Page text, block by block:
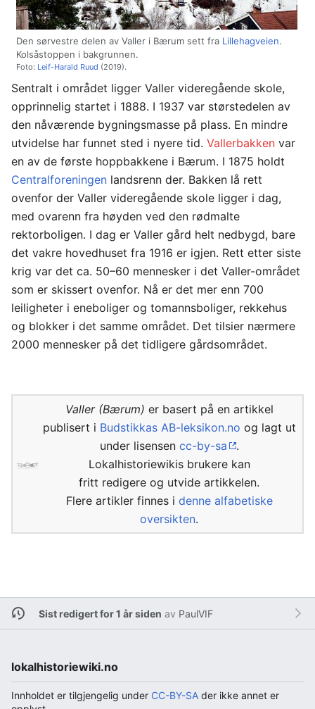
Den sørvestre delen av Valler i Bærum sett fra Lillehagveien.
Kolsåstoppen i bakgrunnen.
Foto: Leif-Harald Ruud (2019).
Sentralt i området ligger Valler videregående skole,
opprinnelig startet i 1888. I 1937 var størstedelen av
den nåværende bygningsmasse på plass. En mindre
utvidelse har funnet sted i nyere tid. Vallerbakken var
en av de første hoppbakkene i Bærum. I 1875 holdt
Centralforeningen landsrenn der. Bakken lå rett
ovenfor der Valler videregående skole ligger i dag,
med ovarenn fra høyden ved den rødmalte
rektorboligen. I dag er Valler gård helt nedbygd, bare
det vakre hovedhuset fra 1916 er igjen. Rett etter siste
krig var det ca. 50–60 mennesker i det Valler-området
som er skissert ovenfor. Nå er det mer enn 700
leiligheter i eneboliger og tomannsboliger, rekkehus
og blokker i det samme området. Det tilsier nærmere
2000 mennesker på det tidligere gårdsområdet.
Valler (Bærum) er basert på en artikkel
publisert i Budstikkas AB-leksikon.no og lagt ut
under lisensen cc-by-sa
.
Lokalhistoriewikis brukere kan
fritt redigere og utvide artikkelen.
Flere artikler finnes i denne alfabetiske
oversikten.
Sist redigert for 1 år siden av PaulVIF
lokalhistoriewiki.no
Innholdet er tilgjengelig under CC-BY-SA der ikke annet er